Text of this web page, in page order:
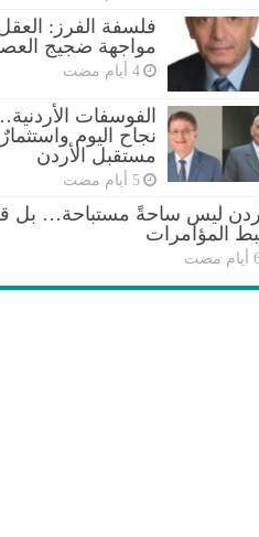
فلسفة الفرز:
مواجهة ضجيج
الفوسفات
نجاح اليوم
مستقبل الأردن
ليس ساحةً مستباحة… بل
المؤامرات